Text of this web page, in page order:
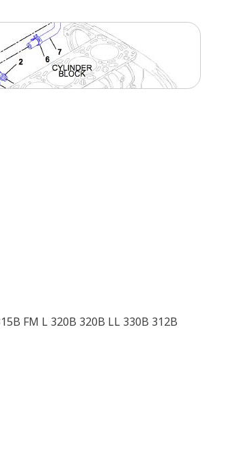
FM L 320B 320B LL 330B 312B